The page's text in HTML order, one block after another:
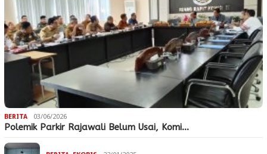
BERITA 03/06/2026
Polemik Parkir Rajawali Belum Usai, Komi…